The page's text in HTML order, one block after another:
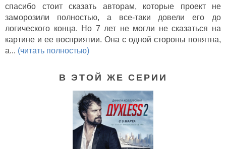
спасибо стоит сказать авторам, которые проект не
заморозили полностью, а все-таки довели его до
логического конца. Но 7 лет не могли не сказаться на
картине и ее восприятии. Она с одной стороны понятна,
а... (читать полностью)
В ЭТОЙ ЖЕ СЕРИИ